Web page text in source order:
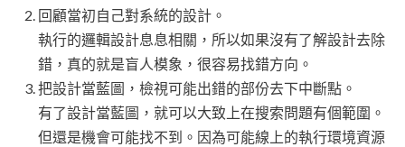
回顧當初自己對系統的設計。
執行的邏輯設計息息相關，所以如果沒有了解設計去除
錯，真的就是盲人模象，很容易找錯方向。
把設計當藍圖，檢視可能出錯的部份去下中斷點。
有了設計當藍圖，就可以大致上在搜索問題有個範圍。
但還是機會可能找不到。因為可能線上的執行環境資源